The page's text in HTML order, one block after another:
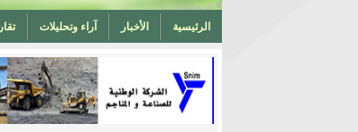
الرئيسية الأخبار آراء وتحليلات
تخرج أحد ابناء ازويرات مهندسا في الهندسة